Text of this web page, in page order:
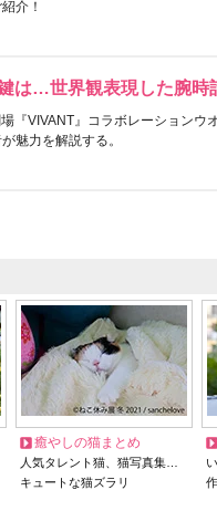
介！
は…世界観表現した腕時
『VIVANT』コラボレーションウ
魅力を解説する。
癒やしの猫まとめ
人気タレント猫、猫写真集…
キュートな猫ズラリ